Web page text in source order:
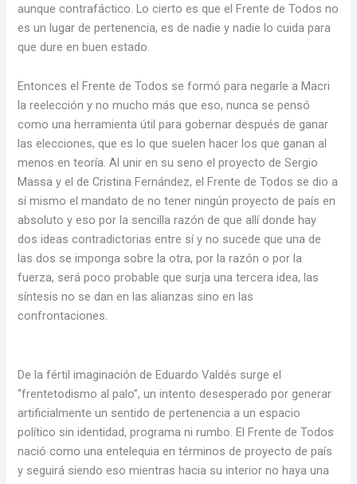
aunque contrafáctico. Lo cierto es que el Frente de Todos no
es un lugar de pertenencia, es de nadie y nadie lo cuida para
que dure en buen estado.
Entonces el Frente de Todos se formó para negarle a Macri
la reelección y no mucho más que eso, nunca se pensó
como una herramienta útil para gobernar después de ganar
las elecciones, que es lo que suelen hacer los que ganan al
menos en teoría. Al unir en su seno el proyecto de Sergio
Massa y el de Cristina Fernández, el Frente de Todos se dio a
sí mismo el mandato de no tener ningún proyecto de país en
absoluto y eso por la sencilla razón de que allí donde hay
dos ideas contradictorias entre sí y no sucede que una de
las dos se imponga sobre la otra, por la razón o por la
fuerza, será poco probable que surja una tercera idea, las
síntesis no se dan en las alianzas sino en las
confrontaciones.
De la fértil imaginación de Eduardo Valdés surge el
“frentetodismo al palo”, un intento desesperado por generar
artificialmente un sentido de pertenencia a un espacio
político sin identidad, programa ni rumbo. El Frente de Todos
nació como una entelequia en términos de proyecto de país
y seguirá siendo eso mientras hacia su interior no haya una